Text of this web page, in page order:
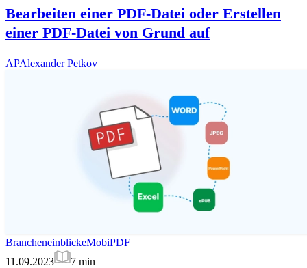
Bearbeiten einer PDF-Datei oder Erstellen
einer PDF-Datei von Grund auf
APAlexander Petkov
BrancheneinblickeMobiPDF
11.09.2023
7 min